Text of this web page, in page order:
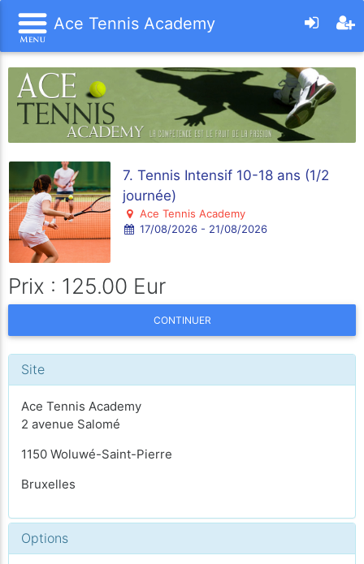
Ace Tennis Academy
7. Tennis Intensif 10-18 ans (1/2
journée)
Ace Tennis Academy
17/08/2026 - 21/08/2026
Prix : 125.00 Eur
CONTINUER
Site
Ace Tennis Academy
2 avenue Salomé
1150 Woluwé-Saint-Pierre
Bruxelles
Options